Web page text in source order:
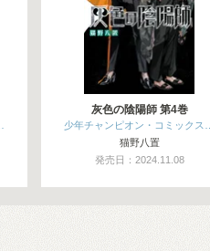
灰色の陰陽師 第4巻
少年チャンピオン・コミックス…
猫野八置
発売日：2024.11.08